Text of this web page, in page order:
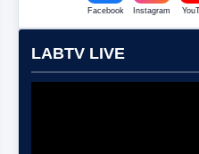
Facebook Instagram
LABTV LIVE